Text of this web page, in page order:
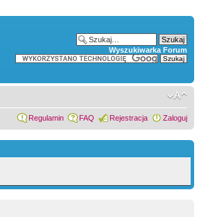
Wyszukiwarka Forum
Regulamin FAQ Rejestracja Zaloguj